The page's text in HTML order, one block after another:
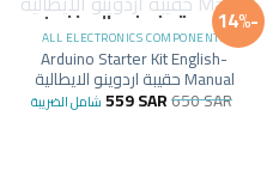
-14% غير متوفر في المخزون
ALL ELECTRONICS COMPONENTS
Arduino Starter Kit English-
Manual حقيبة اردوينو الايطالية
650SAR
559SAR شامل الضريبة